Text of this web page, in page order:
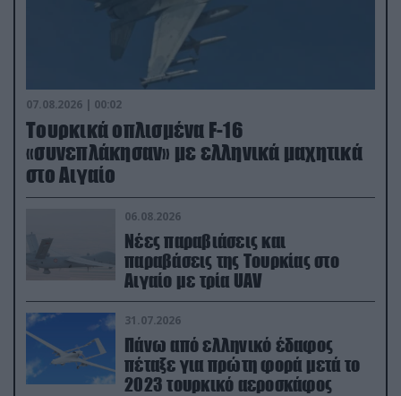
07.08.2026 | 00:02
Τουρκικά οπλισμένα F-16
«συνεπλάκησαν» με ελληνικά μαχητικά
στο Αιγαίο
06.08.2026
Νέες παραβιάσεις και
παραβάσεις της Τουρκίας στο
Αιγαίο με τρία UAV
31.07.2026
Πάνω από ελληνικό έδαφος
πέταξε για πρώτη φορά μετά το
2023 τουρκικό αεροσκάφος